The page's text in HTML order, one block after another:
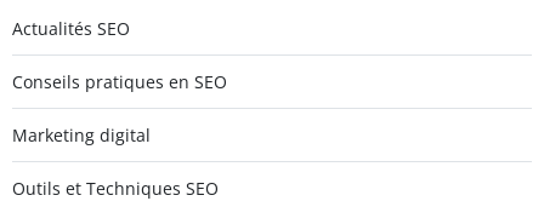
Actualités SEO
Conseils pratiques en SEO
Marketing digital
Outils et Techniques SEO